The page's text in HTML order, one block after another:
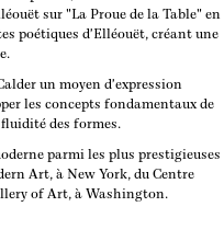
sur "La Proue de la Table" en
poétiques d'Elléouët, créant une
un moyen d'expression
les concepts fondamentaux de
des formes.
parmi les plus prestigieuses
Art, à New York, du Centre
of Art, à Washington.